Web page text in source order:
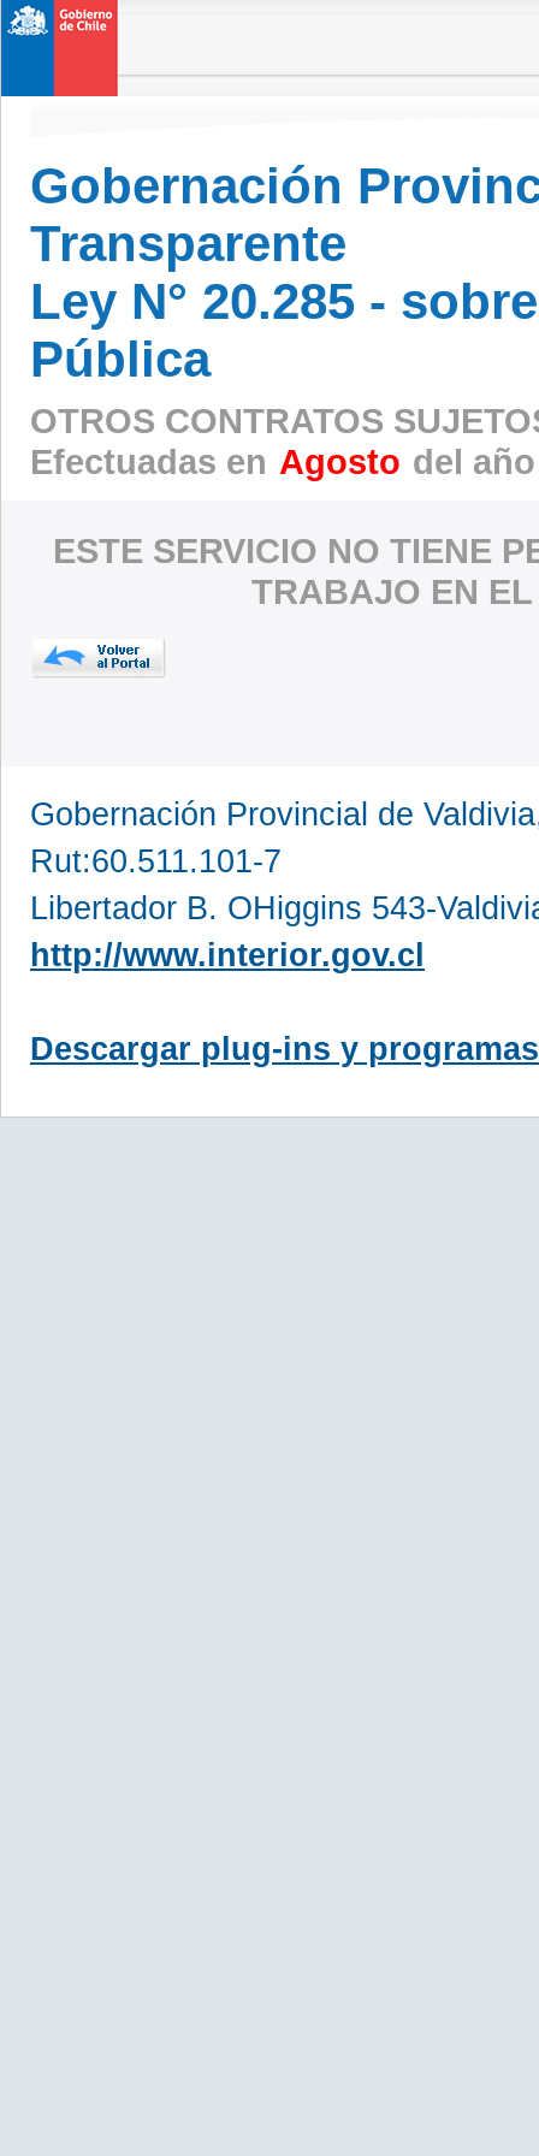
Gobernación
Transparente
Ley N° 20.285 -
Pública
OTROS CONTRATOS
Efectuadas en Agosto del
ESTE SERVICIO NO TIENE
TRABAJO EN
Gobernación Provincial de
Rut:60.511.101-7
Libertador B. OHiggins 543-
http://www.interior.gov.cl
Descargar plug-ins y